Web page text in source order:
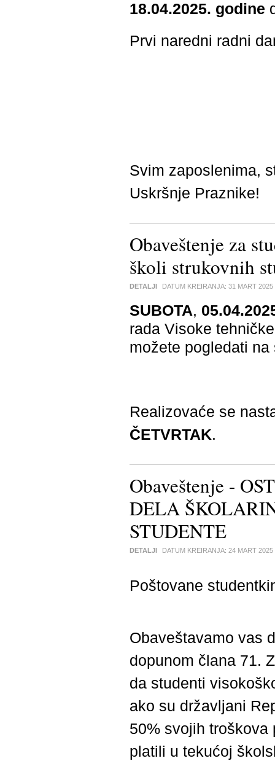
18.04.2025. godine
Prvi naredni radni
Svim zaposlenima,
Uskršnje Praznike!
Obaveštenje za
školi strukovnih
DETALJI DATUM KREIRANJA: 31 MART 2025
SUBOTA,
rada Visoke
možete pogledati
Realizovaće se
ČETVRTAK.
Obaveštenje -
DELA
STUDENTE
DETALJI DATUM KREIRANJA: 24 MART 2025
Poštovane
Obaveštavamo vas
dopunom člana 71.
da studenti
ako su državljani
50% svojih troškova
platili u tekućoj